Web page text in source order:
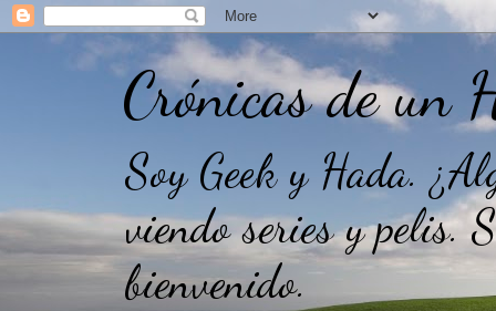
Crónicas de un
Soy Geek y Hada.
viendo series y pelis.
bienvenido.